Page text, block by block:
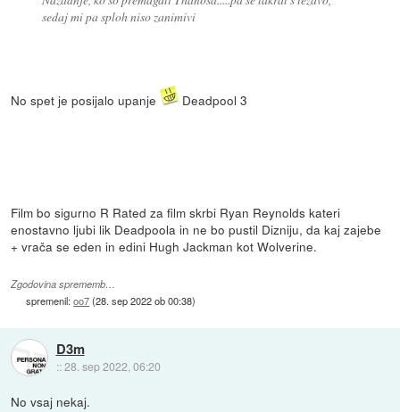
sedaj mi pa sploh niso zanimivi
No spet je posijalo upanje Deadpool 3
Film bo sigurno R Rated za film skrbi Ryan Reynolds kateri
enostavno ljubi lik Deadpoola in ne bo pustil Dizniju, da kaj zajebe
+ vrača se eden in edini Hugh Jackman kot Wolverine.
Zgodovina sprememb…
spremenil:oo7(28. sep 2022 ob 00:38)
D3m
::28. sep 2022, 06:20
No vsaj nekaj.